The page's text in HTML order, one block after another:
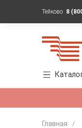
Тейково 8
Главная